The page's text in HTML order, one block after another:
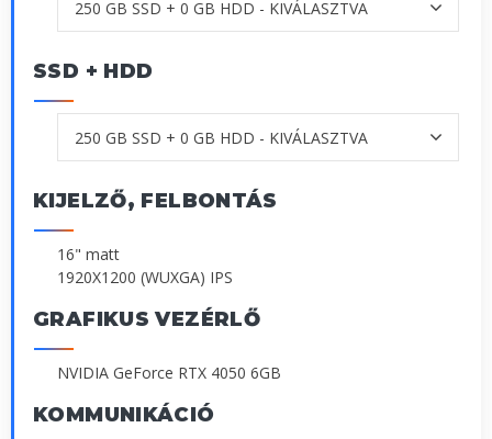
SSD + HDD
KIJELZŐ, FELBONTÁS
16" matt
1920X1200 (WUXGA) IPS
GRAFIKUS VEZÉRLŐ
NVIDIA GeForce RTX 4050 6GB
KOMMUNIKÁCIÓ